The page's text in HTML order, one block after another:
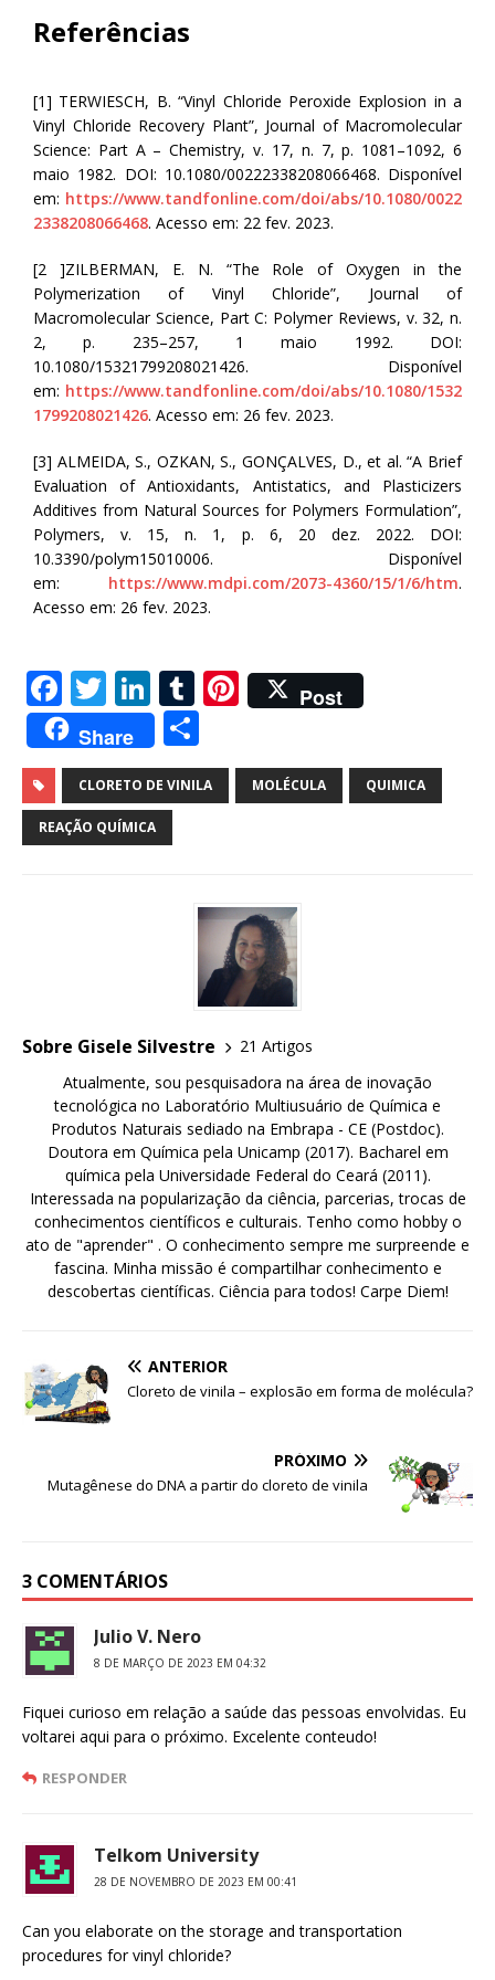
Referências
[1] TERWIESCH, B. “Vinyl Chloride Peroxide Explosion in a
Vinyl Chloride Recovery Plant”, Journal of Macromolecular
Science: Part A – Chemistry, v. 17, n. 7, p. 1081–1092, 6
maio 1982. DOI: 10.1080/00222338208066468. Disponível
em: https://www.tandfonline.com/doi/abs/10.1080/0022
2338208066468. Acesso em: 22 fev. 2023.
[2 ]ZILBERMAN, E. N. “The Role of Oxygen in the
Polymerization of Vinyl Chloride”, Journal of
Macromolecular Science, Part C: Polymer Reviews, v. 32, n.
2, p. 235–257, 1 maio 1992. DOI:
10.1080/15321799208021426. Disponível
em: https://www.tandfonline.com/doi/abs/10.1080/1532
1799208021426. Acesso em: 26 fev. 2023.
[3] ALMEIDA, S., OZKAN, S., GONÇALVES, D., et al. “A Brief
Evaluation of Antioxidants, Antistatics, and Plasticizers
Additives from Natural Sources for Polymers Formulation”,
Polymers, v. 15, n. 1, p. 6, 20 dez. 2022. DOI:
10.3390/polym15010006. Disponível
em: https://www.mdpi.com/2073-4360/15/1/6/htm.
Acesso em: 26 fev. 2023.
F
a
c
e
b
T
w
it
te
r
Li
n
k
e
dI
T
u
m
bl
Pi
n
te
r
Post
Share
h
ar
CLORETO DE VINILA MOLÉCULA QUIMICA
REAÇÃO QUÍMICA
Sobre Gisele Silvestre
21 Artigos
Atualmente, sou pesquisadora na área de inovação
tecnológica no Laboratório Multiusuário de Química e
Produtos Naturais sediado na Embrapa - CE (Postdoc).
Doutora em Química pela Unicamp (2017). Bacharel em
química pela Universidade Federal do Ceará (2011).
Interessada na popularização da ciência, parcerias, trocas de
conhecimentos científicos e culturais. Tenho como hobby o
ato de "aprender" . O conhecimento sempre me surpreende e
fascina. Minha missão é compartilhar conhecimento e
descobertas científicas. Ciência para todos! Carpe Diem!
ANTERIOR
Cloreto de vinila – explosão em forma de molécula?
PRÓXIMO
Mutagênese do DNA a partir do cloreto de vinila
3 COMENTÁRIOS
Julio V. Nero
8 DE MARÇO DE 2023 EM 04:32
Fiquei curioso em relação a saúde das pessoas envolvidas. Eu
voltarei aqui para o próximo. Excelente conteudo!
RESPONDER
Telkom University
28 DE NOVEMBRO DE 2023 EM 00:41
Can you elaborate on the storage and transportation
procedures for vinyl chloride?